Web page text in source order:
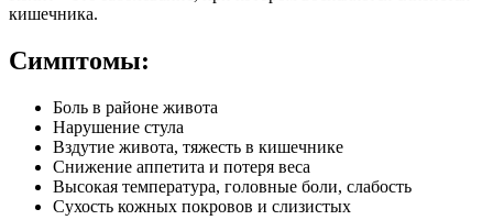
кишечника.
Симптомы:
Боль в районе живота
Нарушение стула
Вздутие живота, тяжесть в кишечнике
Снижение аппетита и потеря веса
Высокая температура, головные боли, слабость
Сухость кожных покровов и слизистых